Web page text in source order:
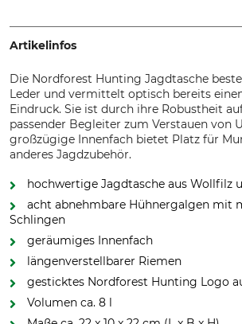
Artikelinfos
Die Nordforest Hunting Jagdtasche
Leder und vermittelt optisch bereits
Eindruck. Sie ist durch ihre Robustheit
passender Begleiter zum Verstauen von
großzügige Innenfach bietet Platz für
anderes Jagdzubehör.
hochwertige Jagdtasche aus Wollfilz
acht abnehmbare Hühnergalgen mit
Schlingen
geräumiges Innenfach
längenverstellbarer Riemen
gesticktes Nordforest Hunting Logo
Volumen ca. 8 l